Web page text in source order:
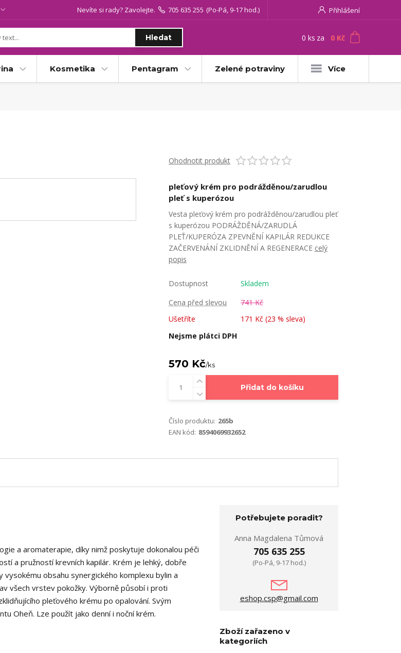
Přihlášení
Hledat
Nevíte si rady? Zavolejte. 705 635 255 (Po-Pá, 9-17 hod.)
0 ks za 0 Kč
Kosmetika Pentagram Zelené potraviny Více
Ohodnotit produkt
pleťový krém pro podrážděnou/zarudlou
pleť s kuperózou
Vesta pleťový krém pro podrážděnou/zarudlou pleť
s kuperózou PODRÁŽDĚNÁ/ZARUDLÁ
PLEŤ/KUPERÓZA ZPEVNĚNÍ KAPILÁR REDUKCE
ZAČERVENÁNÍ ZKLIDNĚNÍ A REGENERACE celý
popis
Dostupnost
Skladem
Cena před slevou
741 Kč
Ušetříte
171 Kč (23 % sleva)
Nejsme plátci DPH
570 Kč/ks
Přidat do košíku
Číslo produktu: 265b
EAN kód: 8594069932652
a aromaterapie, díky nimž poskytuje dokonalou péči
a pružností krevních kapilár. Krém je lehký, dobře
obsahu synergického komplexu bylin a
všech vrstev pokožky. Výborně působí i proti
pleťového krému po opalování. Svým
Oheň. Lze použít jako denní i noční krém.
Potřebujete poradit?
Anna Magdalena Tůmová
705 635 255
(Po-Pá, 9-17 hod.)
eshop.csp@gmail.com
Zboží zařazeno v
kategoriích